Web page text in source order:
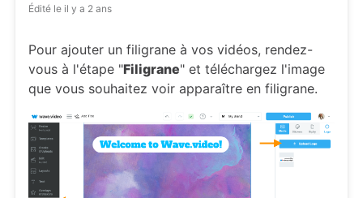
Édité le il y a 2 ans
Pour ajouter un filigrane à vos vidéos, rendez-
vous à l'étape "Filigrane" et téléchargez l'image
que vous souhaitez voir apparaître en filigrane.